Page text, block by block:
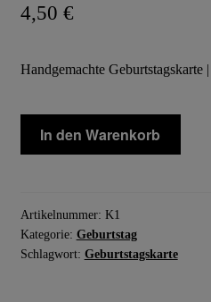
MEIN KONTO
4,50 €
Handgemachte Geburtstagskarte |
Menge
In den Warenkorb
Artikelnummer: K1
Kategorie: Geburtstag
Schlagwort: Geburtstagskarte